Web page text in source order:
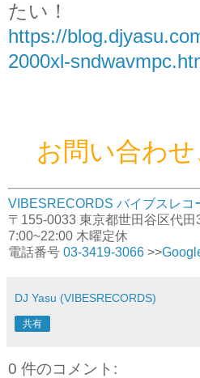
たい！
https://
2000xl-
お問い合わ
VIBESRECORDS バイブスレコ
〒155-0033 東京都世田谷区代
7:00~22:00 木曜定休
電話番号 03-3419-3066 >>
DJ Yasu (VIBESRECORDS)
共有
0 件のコメント: